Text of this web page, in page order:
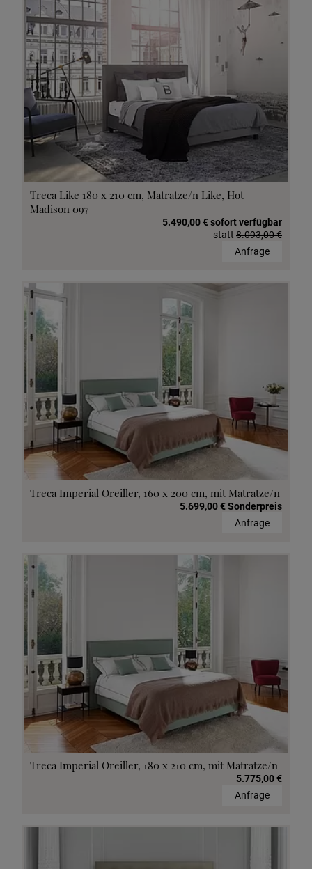
Treca Like 180 x 210 cm, Matratze/n Like, Hot
Madison 097
5.490,00 € sofort verfügbar
statt 8.093,00 €
Anfrage
Treca Imperial Oreiller, 160 x 200 cm, mit Matratze/n
5.699,00 € Sonderpreis
Anfrage
Treca Imperial Oreiller, 180 x 210 cm, mit Matratze/n
5.775,00 €
Anfrage